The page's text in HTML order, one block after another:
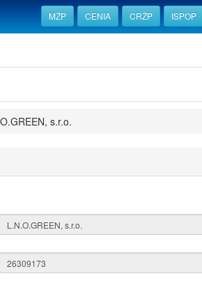
MŽP CENIA CRŽP ISPOP
s.r.o.